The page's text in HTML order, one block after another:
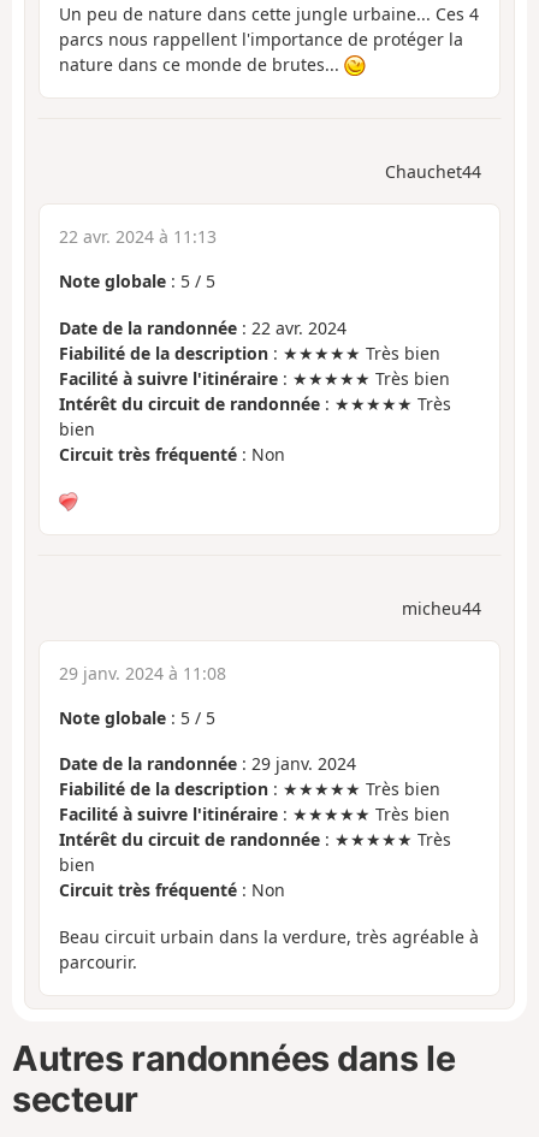
Un peu de nature dans cette jungle urbaine... Ces 4
parcs nous rappellent l'importance de protéger la
nature dans ce monde de brutes...
Chauchet44
22 avr. 2024 à 11:13
Note globale : 5 / 5
Date de la randonnée : 22 avr. 2024
Fiabilité de la description : ★★★★★ Très bien
Facilité à suivre l'itinéraire : ★★★★★ Très bien
Intérêt du circuit de randonnée : ★★★★★ Très
bien
Circuit très fréquenté : Non
micheu44
29 janv. 2024 à 11:08
Note globale : 5 / 5
Date de la randonnée : 29 janv. 2024
Fiabilité de la description : ★★★★★ Très bien
Facilité à suivre l'itinéraire : ★★★★★ Très bien
Intérêt du circuit de randonnée : ★★★★★ Très
bien
Circuit très fréquenté : Non
Beau circuit urbain dans la verdure, très agréable à
parcourir.
Autres randonnées dans le
secteur